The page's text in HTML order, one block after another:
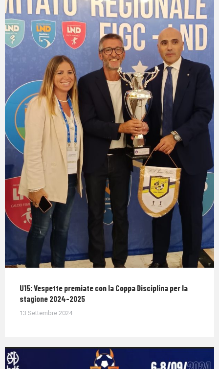
U15: Vespette premiate con la Coppa Disciplina per la
stagione 2024-2025
13 Settembre 2024